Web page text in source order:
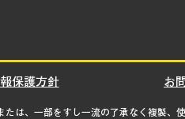
保護方針 お
は、一部をすし一流の了承なく複製、使